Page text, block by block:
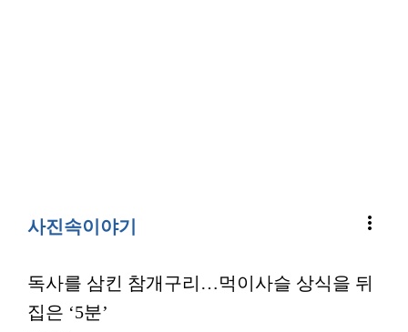
사진속이야기 more_vert
독사를 삼킨 참개구리…먹이사슬 상식을 뒤
집은 ‘5분’